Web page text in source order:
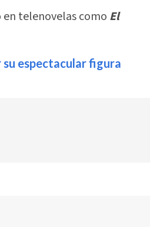
telenovelas como El
espectacular figura